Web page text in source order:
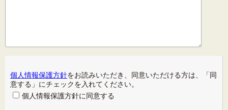
個人情報保護方針をお読みいただき、同意いただける方は、「同
意する」にチェックを入れてください。
個人情報保護方針に同意する